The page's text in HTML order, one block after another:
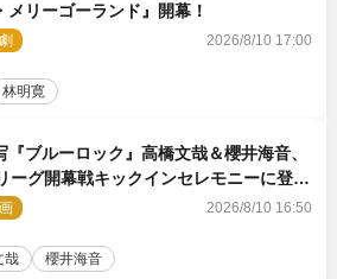
メリーゴーランド』開幕！
2026/8/10 17:00
林明寛
『ブルーロック』高橋文哉＆櫻井海音、
ーグ開幕戦キックインセレモニーに登場
びの声到着
2026/8/10 16:50
哉 櫻井海音